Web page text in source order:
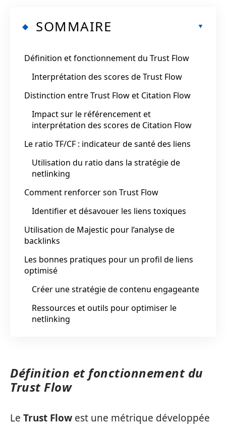
SOMMAIRE
Définition et fonctionnement du Trust Flow
Interprétation des scores de Trust Flow
Distinction entre Trust Flow et Citation Flow
Impact sur le référencement et
interprétation des scores de Citation Flow
Le ratio TF/CF : indicateur de santé des liens
Utilisation du ratio dans la stratégie de
netlinking
Comment renforcer son Trust Flow
Identifier et désavouer les liens toxiques
Utilisation de Majestic pour l’analyse de
backlinks
Les bonnes pratiques pour un profil de liens
optimisé
Créer une stratégie de contenu engageante
Ressources et outils pour optimiser le
netlinking
Définition et fonctionnement du
Trust Flow
Le Trust Flow est une métrique développée